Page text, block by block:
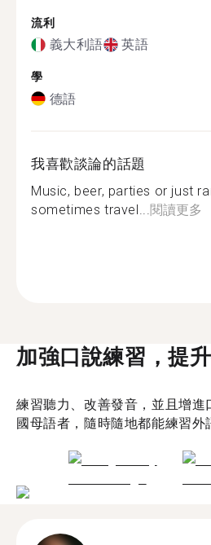
流利
義大利語 英語
學
德語
我喜歡談論的話題
Music, beer, parties or just
sometimes travel... 閱讀更多
加強口說練習，提
練習聽力、改善發音，並且增進
國母語者，隨時隨地都能練習外